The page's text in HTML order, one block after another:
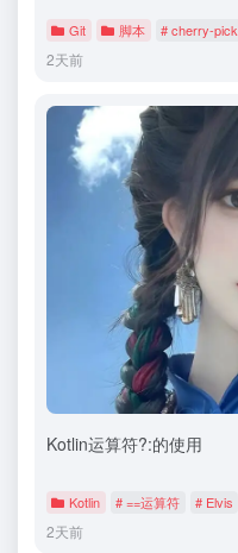
Git 脚本 # cherry-pick
2天前
Kotlin运算符?:的使用
Kotlin # ==运算符 # Elvis
2天前